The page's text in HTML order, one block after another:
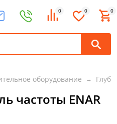
0 0 0
оборудование
частоты ENAR